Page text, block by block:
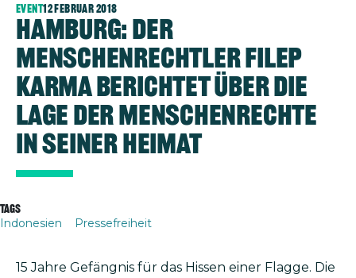
Event12 Februar 2018
Hamburg: Der
Menschenrechtler Filep
Karma berichtet über die
Lage der Menschenrechte
in seiner Heimat
Tags
Indonesien Pressefreiheit
15 Jahre Gefängnis für das Hissen einer Flagge. Die